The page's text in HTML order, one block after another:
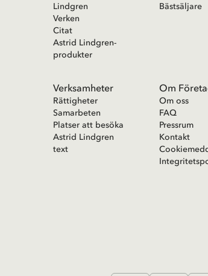
Lindgren
Verken
Citat
Astrid Lindgren-
produkter
Bästsäljare
Verksamheter
Rättigheter
Samarbeten
Platser att besöka
Astrid Lindgren
text
Om
Om oss
FAQ
Pressrum
Kontakt